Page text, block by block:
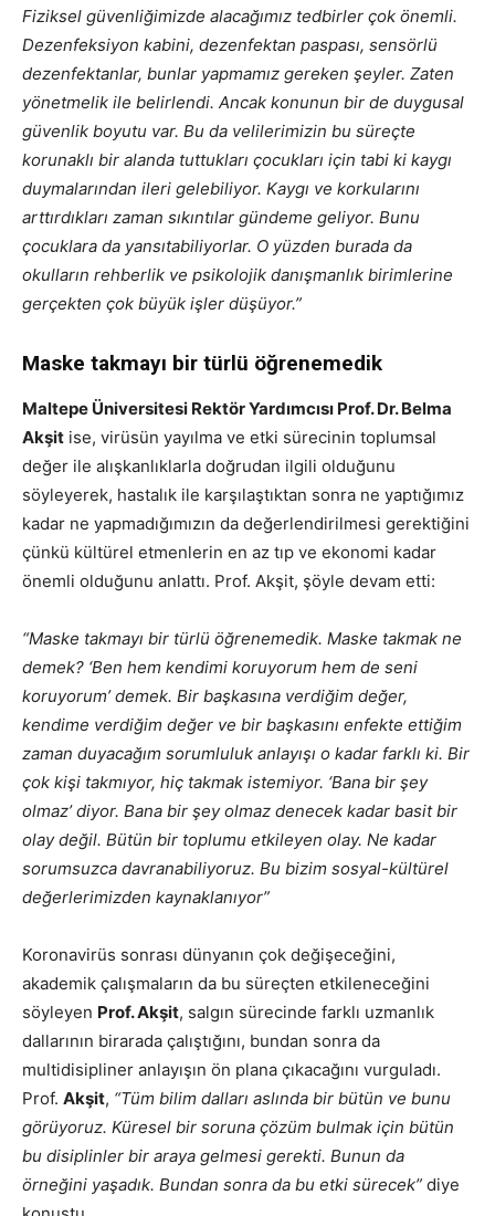
Fiziksel güvenliğimizde alacağımız tedbirler çok önemli.
Dezenfeksiyon kabini, dezenfektan paspası, sensörlü
dezenfektanlar, bunlar yapmamız gereken şeyler. Zaten
yönetmelik ile belirlendi. Ancak konunun bir de duygusal
güvenlik boyutu var. Bu da velilerimizin bu süreçte
korunaklı bir alanda tuttukları çocukları için tabi ki kaygı
duymalarından ileri gelebiliyor. Kaygı ve korkularını
arttırdıkları zaman sıkıntılar gündeme geliyor. Bunu
çocuklara da yansıtabiliyorlar. O yüzden burada da
okulların rehberlik ve psikolojik danışmanlık birimlerine
gerçekten çok büyük işler düşüyor.”
Maske takmayı bir türlü öğrenemedik
Maltepe Üniversitesi Rektör Yardımcısı Prof. Dr. Belma
Akşit ise, virüsün yayılma ve etki sürecinin toplumsal
değer ile alışkanlıklarla doğrudan ilgili olduğunu
söyleyerek, hastalık ile karşılaştıktan sonra ne yaptığımız
kadar ne yapmadığımızın da değerlendirilmesi gerektiğini
çünkü kültürel etmenlerin en az tıp ve ekonomi kadar
önemli olduğunu anlattı. Prof. Akşit, şöyle devam etti:
“Maske takmayı bir türlü öğrenemedik. Maske takmak ne
demek? ‘Ben hem kendimi koruyorum hem de seni
koruyorum’ demek. Bir başkasına verdiğim değer,
kendime verdiğim değer ve bir başkasını enfekte ettiğim
zaman duyacağım sorumluluk anlayışı o kadar farklı ki. Bir
çok kişi takmıyor, hiç takmak istemiyor. ‘Bana bir şey
olmaz’ diyor. Bana bir şey olmaz denecek kadar basit bir
olay değil. Bütün bir toplumu etkileyen olay. Ne kadar
sorumsuzca davranabiliyoruz. Bu bizim sosyal-kültürel
değerlerimizden kaynaklanıyor”
Koronavirüs sonrası dünyanın çok değişeceğini,
akademik çalışmaların da bu süreçten etkileneceğini
söyleyen Prof. Akşit, salgın sürecinde farklı uzmanlık
dallarının birarada çalıştığını, bundan sonra da
multidisipliner anlayışın ön plana çıkacağını vurguladı.
Prof. Akşit, “Tüm bilim dalları aslında bir bütün ve bunu
görüyoruz. Küresel bir soruna çözüm bulmak için bütün
bu disiplinler bir araya gelmesi gerekti. Bunun da
örneğini yaşadık. Bundan sonra da bu etki sürecek” diye